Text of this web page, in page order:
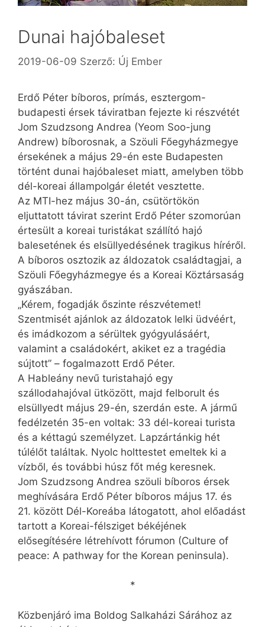
Dunai hajóbaleset
2019-06-09 Szerző: Új Ember
Erdő Péter bíboros, prímás, esztergom-
budapesti érsek táviratban fejezte ki részvétét
Jom Szudzsong Andrea (Yeom Soo-jung
Andrew) bíborosnak, a Szöuli Főegyházmegye
érsekének a május 29-én este Budapesten
történt dunai hajóbaleset miatt, amelyben több
dél-koreai állampolgár életét vesztette.
Az MTI-hez május 30-án, csütörtökön
eljuttatott távirat szerint Erdő Péter szomorúan
értesült a koreai turistákat szállító hajó
balesetének és elsüllyedésének tragikus híréről.
A bíboros osztozik az áldozatok családtagjai, a
Szöuli Főegyházmegye és a Koreai Köztársaság
gyászában.
„Kérem, fogadják őszinte részvétemet!
Szentmisét ajánlok az áldozatok lelki üdvéért,
és imádkozom a sérültek gyógyulásáért,
valamint a családokért, akiket ez a tragédia
sújtott” – fogalmazott Erdő Péter.
A Hableány nevű turistahajó egy
szállodahajóval ütközött, majd felborult és
elsüllyedt május 29-én, szerdán este. A jármű
fedélzetén 35-en voltak: 33 dél-koreai turista
és a kéttagú személyzet. Lapzártánkig hét
túlélőt találtak. Nyolc holttestet emeltek ki a
vízből, és további húsz főt még keresnek.
Jom Szudzsong Andrea szöuli bíboros érsek
meghívására Erdő Péter bíboros május 17. és
21. között Dél-Koreába látogatott, ahol előadást
tartott a Koreai-félsziget békéjének
elősegítésére létrehívott fórumon (Culture of
peace: A pathway for the Korean peninsula).
*
Közbenjáró ima Boldog Salkaházi Sárához az